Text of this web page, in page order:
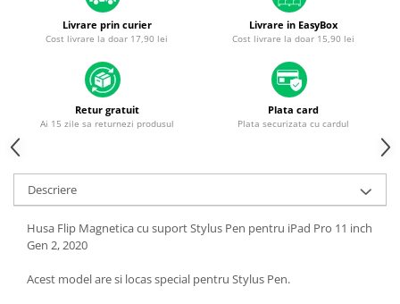
A1297 (Unibody 17” 2009-2011)
MacBook
A1342 (Unibody 13” 2009-2010)
A1534 (Retina 12” 2015-2017)
Piese & Accesorii iPhone
iPhone 16 Pro Max
iPhone 16 Pro
iPhone 17 Pro
iPhone 16 Plus
Livrare prin curier
Cost livrare la doar 17,90 lei
Livrare in EasyBox
Cost livrare la doar 15,90 lei
Retur gratuit
Ai 15 zile sa returnezi produsul
Plata card
Plata securizata cu cardul
Descriere
Husa Flip Magnetica cu suport Stylus Pen pentru iPad Pro 11 inch
Gen 2, 2020
Acest model are si locas special pentru Stylus Pen.